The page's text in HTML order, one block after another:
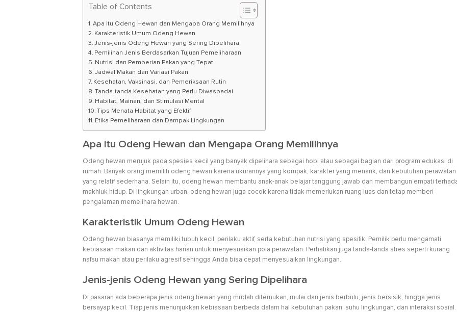
Table of Contents
Apa itu Odeng Hewan dan Mengapa Orang Memilihnya
Karakteristik Umum Odeng Hewan
Jenis-jenis Odeng Hewan yang Sering Dipelihara
Pemilihan Jenis Berdasarkan Tujuan Pemeliharaan
Nutrisi dan Pemberian Pakan yang Tepat
Jadwal Makan dan Variasi Pakan
Kesehatan, Vaksinasi, dan Pemeriksaan Rutin
Tanda-tanda Kesehatan yang Perlu Diwaspadai
Habitat, Mainan, dan Stimulasi Mental
Tips Menata Habitat yang Efektif
Etika Pemeliharaan dan Dampak Lingkungan
Apa itu Odeng Hewan dan Mengapa Orang Memilihnya
Odeng hewan merujuk pada spesies kecil yang banyak dipelihara sebagai hobi atau sebagai bagian dari program edukasi di
rumah. Banyak orang memilih odeng hewan karena ukurannya yang kompak, karakter yang menarik, dan kebutuhan perawatan
yang relatif sederhana. Selain itu, odeng hewan membantu anak-anak belajar tanggung jawab dan membangun empati
makhluk hidup. Di lingkungan urban, odeng hewan juga cocok karena tidak memerlukan ruang luas dan tetap memberi
pengalaman memelihara hewan.
Karakteristik Umum Odeng Hewan
Odeng hewan biasanya memiliki tubuh kecil, perilaku aktif, serta kebutuhan nutrisi yang spesifik. Pemilik perlu mengamati
kebiasaan makan dan aktivitas harian untuk menyesuaikan pola perawatan. Perhatikan juga tanda-tanda stres seperti kurang
nafsu makan atau perilaku agresif sehingga Anda bisa cepat menyesuaikan lingkungan.
Jenis-jenis Odeng Hewan yang Sering Dipelihara
Di pasaran ada beberapa jenis odeng hewan yang mudah ditemukan, mulai dari jenis berbulu, jenis bersisik, hingga jenis
bersayap kecil. Tiap jenis menunjukkan kebiasaan berbeda dalam hal kebutuhan pakan, suhu lingkungan, dan interaksi sosial.